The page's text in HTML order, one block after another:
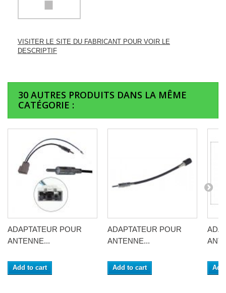
VISITER LE SITE DU FABRICANT POUR VOIR LE
DESCRIPTIF
30 AUTRES PRODUITS DANS LA MÊME
CATÉGORIE :
ADAPTATEUR POUR
ANTENNE...
Add to cart
ADAPTATEUR POUR
ANTENNE...
Add to cart